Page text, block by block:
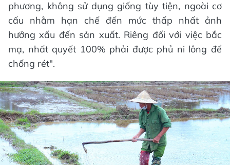
phương, không sử dụng giống tùy tiện, ngoài cơ
cấu nhằm hạn chế đến mức thấp nhất ảnh
hưởng xấu đến sản xuất. Riêng đối với việc bắc
mạ, nhất quyết 100% phải được phủ ni lông để
chống rét".